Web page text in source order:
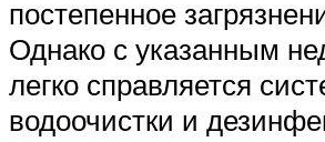
постепенное
Однако с указанным
легко справляется
водоочистки и